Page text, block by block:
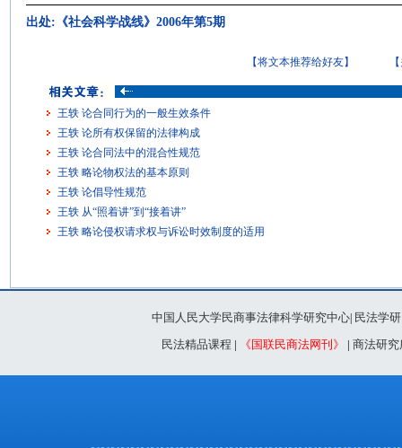
出处:《社会科学战线》2006年第5期
【将文本推荐给好友】
王轶 论合同行为的一般生效条件
王轶 论所有权保留的法律构成
王轶 论合同法中的混合性规范
王轶 略论物权法的基本原则
王轶 论倡导性规范
王轶 从“照着讲”到“接着讲”
王轶 略论侵权请求权与诉讼时效制度的适用
中国人民大学民商事法律科学研究中心| 民法学
民法精品课程 | 《国联民商法网刊》 | 商法研究